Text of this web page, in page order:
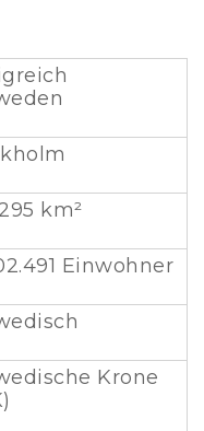
km²
Einwohner
Krone